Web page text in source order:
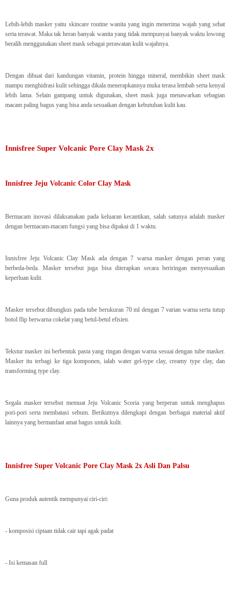
Lebih-lebih masker yaitu skincare routine wanita yang ingin menerima wajah yang sehat
serta terawat. Maka tak heran banyak wanita yang tidak mempunyai banyak waktu lowong
beralih menggunakan sheet mask sebagai perawatan kulit wajahnya.
Dengan dibuat dari kandungan vitamin, protein hingga mineral, membikin sheet mask
mampu menghidrasi kulit sehingga dikala menerapkannya muka terasa lembab serta kenyal
lebih lama. Selain gampang untuk digunakan, sheet mask juga menawarkan sebagian
macam paling bagus yang bisa anda sesuaikan dengan kebutuhan kulit kau.
Innisfree Super Volcanic Pore Clay Mask 2x
Innisfree Jeju Volcanic Color Clay Mask
Bermacam inovasi dilaksanakan pada keluaran kecantikan, salah satunya adalah masker
dengan bermacam-macam fungsi yang bisa dipakai di 1 waktu.
Innisfree Jeju Volcanic Clay Mask ada dengan 7 warna masker dengan peran yang
berbeda-beda. Masker tersebut juga bisa diterapkan secara beriringan menyesuaikan
keperluan kulit.
Masker tersebut dibungkus pada tube berukuran 70 ml dengan 7 varian warna serta tutup
botol flip berwarna cokelat yang betul-betul efisien.
Tekstur masker ini berbentuk pasta yang ringan dengan warna sesuai dengan tube masker.
Masker itu terbagi ke tiga komponen, ialah water gel-type clay, creamy type clay, dan
transforming type clay.
Segala masker tersebut memuat Jeju Volcanic Scoria yang berperan untuk menghapus
pori-pori serta membatasi sebum. Berikutnya dilengkapi dengan berbagai material aktif
lainnya yang bermanfaat amat bagus untuk kulit.
Innisfree Super Volcanic Pore Clay Mask 2x Asli Dan Palsu
Guna produk autentik mempunyai ciri-ciri:
- komposisi ciptaan tidak cair tapi agak padat
- Isi kemasan full